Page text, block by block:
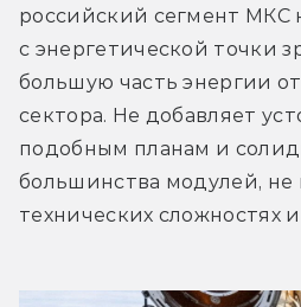
российский сегмент МКС
с энергетической точки
большую часть энергии
сектора. Не добавляет
подобным планам и
большинства модулей, не
технических сложностях и